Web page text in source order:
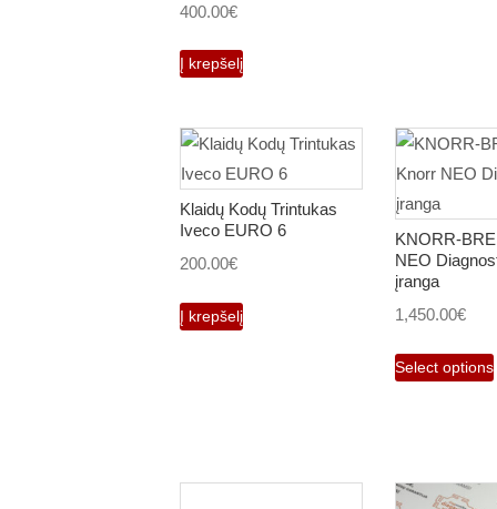
400.00€
Į krepšelį
Klaidų Kodų Trintukas
Iveco EURO 6
200.00€
Į krepšelį
KNORR-
NEO
įranga
1,450.00€
Select options